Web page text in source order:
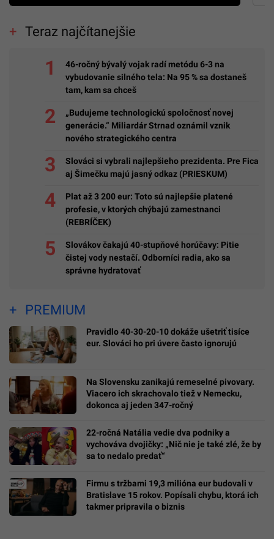
Teraz najčítanejšie
46-ročný bývalý vojak radí metódu 6-3 na
vybudovanie silného tela: Na 95 % sa dostaneš
tam, kam sa chceš
„Budujeme technologickú spoločnosť novej
generácie.“ Miliardár Strnad oznámil vznik
nového strategického centra
Slováci si vybrali najlepšieho prezidenta. Pre Fica
aj Šimečku majú jasný odkaz (PRIESKUM)
Plat až 3 200 eur: Toto sú najlepšie platené
profesie, v ktorých chýbajú zamestnanci
(REBRÍČEK)
Slovákov čakajú 40-stupňové horúčavy: Pitie
čistej vody nestačí. Odborníci radia, ako sa
správne hydratovať
PREMIUM
Pravidlo 40-30-20-10 dokáže ušetriť tisíce
eur. Slováci ho pri úvere často ignorujú
Na Slovensku zanikajú remeselné pivovary.
Viacero ich skrachovalo tiež v Nemecku,
dokonca aj jeden 347-ročný
22-ročná Natália vedie dva podniky a
vychováva dvojičky: „Nič nie je také zlé, že by
sa to nedalo predať“
Firmu s tržbami 19,3 milióna eur budovali v
Bratislave 15 rokov. Popísali chybu, ktorá ich
takmer pripravila o biznis